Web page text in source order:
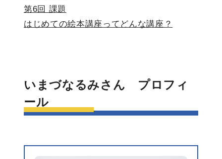
第6回 課題
はじめての絵本講座ってどんな講座？
いまづなるみさん プロフィ
ール